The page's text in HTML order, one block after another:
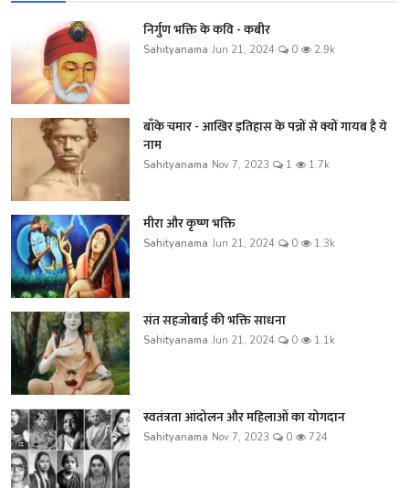
निर्गुण भक्ति के कवि - कबीर
Sahityanama Jun 21, 2024 0 2.9k
बाँके चमार - आखिर इतिहास के पन्नों से क्यों गायब है ये
नाम
Sahityanama Nov 7, 2023 1 1.7k
मीरा और कृष्ण भक्ति
Sahityanama Jun 21, 2024 0 1.3k
संत सहजोबाई की भक्ति साधना
Sahityanama Jun 21, 2024 0 1.1k
स्वतंत्रता आंदोलन और महिलाओं का योगदान
Sahityanama Nov 7, 2023 0 724